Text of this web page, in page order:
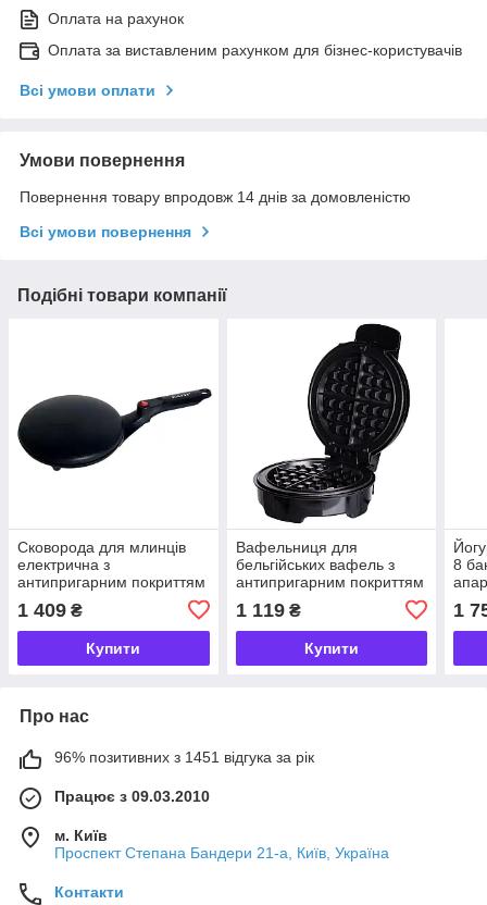
Оплата на рахунок
Оплата за виставленим рахунком для бізнес-користувачів
Всі умови оплати
Умови повернення
Повернення товару впродовж 14 днів за домовленістю
Всі умови повернення
Подібні товари компанії
Сковорода для млинців
електрична з
антипригарним покриттям
діаметр 20 см Sokany 650
Вт SK5208
1 409 ₴
Купити
Вафельниця для
бельгійських вафель з
антипригарним покриттям
і LED-індикатором 1000 Вт
кругла Sokany SK-519
1 119₴
Купити
8
1
Про нас
96% позитивних з 1451 відгука за рік
Працює з 09.03.2010
м. Київ
Проспект Степана Бандери 21-а, Київ, Україна
Контакти